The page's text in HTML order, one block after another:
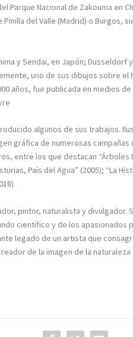
Parque Nacional de Zakouma en
del Valle (Madrid) o Burgos,
y Sendai, en Japón; Dusseldorf
uno de sus dibujos sobre
años, fue publicada en medios
algunos de sus trabajos.
gráfica de numerosas
entre los que destacan “Árboles
País del Agua” (2005); “La
pintor, naturalista y divulgador.
científico y de los apasionados
legado de un artista que
de la imagen de la naturaleza